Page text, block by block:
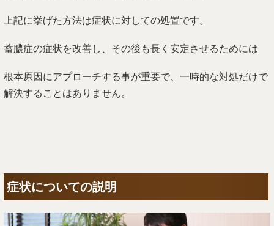
上記に挙げた方法は症状に対しての処置です。
蓄膿症の症状を改善し、その後も長く安定させるためには
根本原因にアプローチする事が重要で、一時的な対処だけで
解決することはありません。
症状についての説明